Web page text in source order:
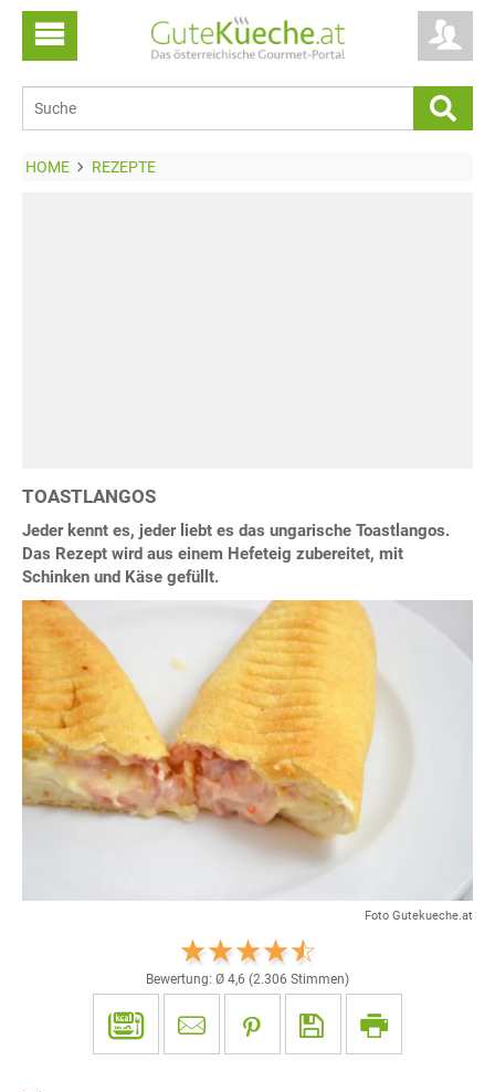
HOME REZEPTE
TOASTLANGOS
Jeder kennt es, jeder liebt es das ungarische Toastlangos.
Das Rezept wird aus einem Hefeteig zubereitet, mit
Schinken und Käse gefüllt.
Foto Gutekueche.at
Bewertung: Ø 4,6 (2.306 Stimmen)